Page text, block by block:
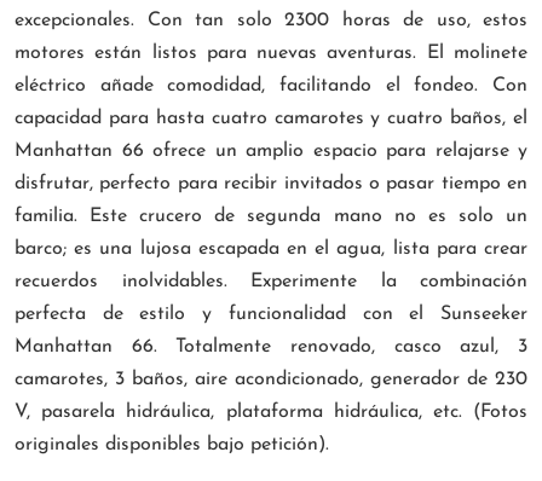
excepcionales. Con tan solo 2300 horas de uso, estos
motores están listos para nuevas aventuras. El molinete
eléctrico añade comodidad, facilitando el fondeo. Con
capacidad para hasta cuatro camarotes y cuatro baños, el
Manhattan 66 ofrece un amplio espacio para relajarse y
disfrutar, perfecto para recibir invitados o pasar tiempo en
familia. Este crucero de segunda mano no es solo un
barco; es una lujosa escapada en el agua, lista para crear
recuerdos inolvidables. Experimente la combinación
perfecta de estilo y funcionalidad con el Sunseeker
Manhattan 66. Totalmente renovado, casco azul, 3
camarotes, 3 baños, aire acondicionado, generador de 230
V, pasarela hidráulica, plataforma hidráulica, etc. (Fotos
originales disponibles bajo petición).